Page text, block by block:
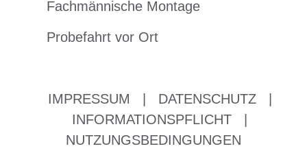
Fachmännische Montage
Probefahrt vor Ort
IMPRESSUM DATENSCHUTZ
INFORMATIONSPFLICHT
NUTZUNGSBEDINGUNGEN